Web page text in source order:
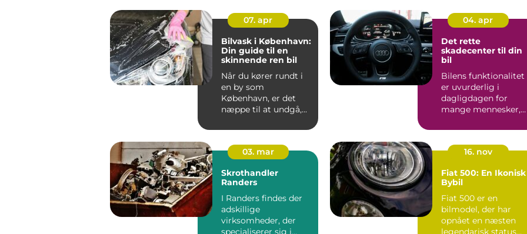
07. apr
Bilvask i København:
Din guide til en
skinnende ren bil
Når du kører rundt i
en by som
København, er det
næppe til at undgå,...
04. apr
Det rette
skadecenter til din
bil
Bilens funktionalitet
er uvurderlig i
dagligdagen for
mange mennesker,
pendlin...
03. mar
Skrothandler
Randers
I Randers findes der
adskillige
virksomheder, der
specialiserer sig i
16. nov
Fiat 500: En Ikonisk
Bybil
Fiat 500 er en
bilmodel, der har
opnået en næsten
legendarisk status